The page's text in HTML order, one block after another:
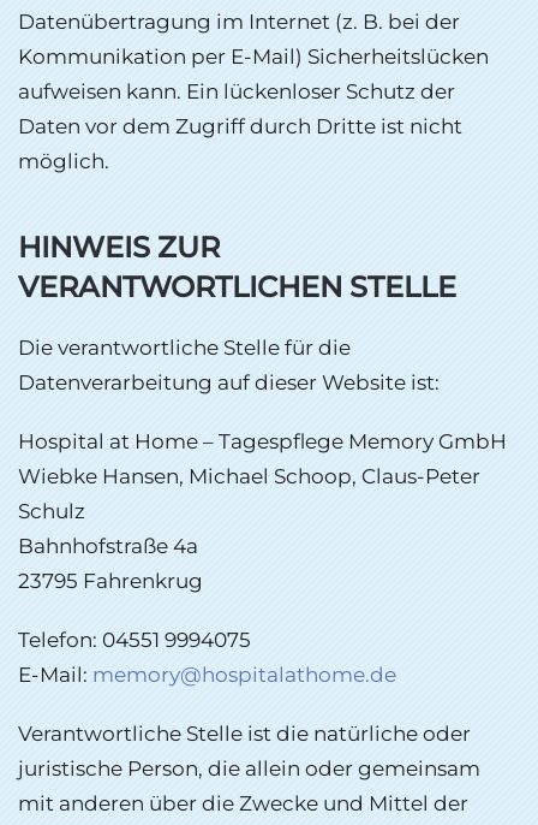
Datenübertragung im Internet (z. B. bei der
Kommunikation per E-Mail) Sicherheitslücken
aufweisen kann. Ein lückenloser Schutz der
Daten vor dem Zugriff durch Dritte ist nicht
möglich.
HINWEIS ZUR
VERANTWORTLICHEN STELLE
Die verantwortliche Stelle für die
Datenverarbeitung auf dieser Website ist:
Hospital at Home – Tagespflege Memory GmbH
Wiebke Hansen, Michael Schoop, Claus-Peter
Schulz
Bahnhofstraße 4a
23795 Fahrenkrug
Telefon: 04551 9994075
E-Mail: memory@hospitalathome.de
Verantwortliche Stelle ist die natürliche oder
juristische Person, die allein oder gemeinsam
mit anderen über die Zwecke und Mittel der